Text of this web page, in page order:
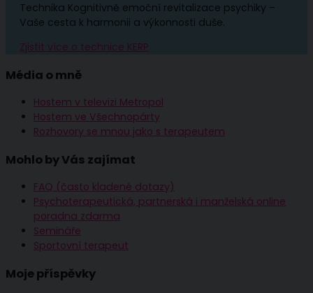
Technika Kognitivně emoční revitalizace psychiky –
Vaše cesta k harmonii a výkonnosti duše.
Zjistit více o technice KERP
Média o mně
Hostem v televizi Metropol
Hostem ve Všechnopárty
Rozhovory se mnou jako s terapeutem
Mohlo by Vás zajímat
FAQ (často kladené dotazy)
Psychoterapeutická, partnerská i manželská online
poradna zdarma
Semináře
Sportovní terapeut
Moje příspěvky